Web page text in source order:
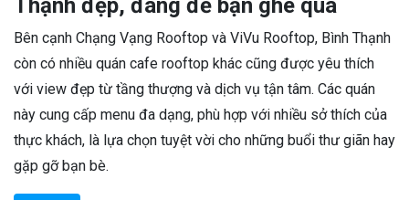
Thạnh đẹp, đáng để bạn ghé qua
Bên cạnh Chạng Vạng Rooftop và ViVu Rooftop, Bình Thạnh
còn có nhiều quán cafe rooftop khác cũng được yêu thích
với view đẹp từ tầng thượng và dịch vụ tận tâm. Các quán
này cung cấp menu đa dạng, phù hợp với nhiều sở thích của
thực khách, là lựa chọn tuyệt vời cho những buổi thư giãn hay
gặp gỡ bạn bè.